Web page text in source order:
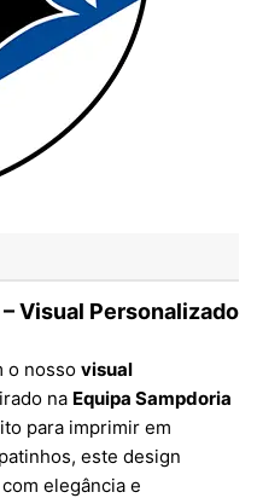
Visual Personalizado
o nosso visual
na Equipa Sampdoria
para imprimir em
este design
com elegância e